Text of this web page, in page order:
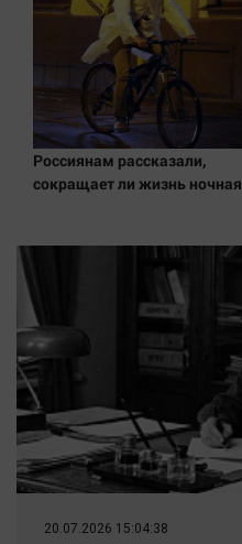
Россиянам рассказали,
сокращает ли жизнь ночная
20.07.2026 15:04:38